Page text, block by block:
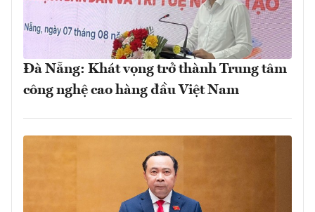
Đà Nẵng: Khát vọng trở thành Trung tâm
công nghệ cao hàng đầu Việt Nam